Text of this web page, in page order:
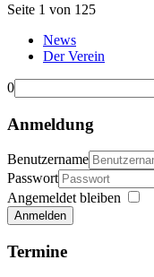
Seite 1 von 125
News
Der Verein
0
Anmeldung
Benutzername
Passwort
Angemeldet bleiben
Anmelden
Termine